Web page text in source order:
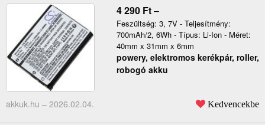
4 290 Ft–
Feszültség: 3, 7V - Teljesítmény:
700mAh/2, 6Wh - Típus: Li-Ion - Méret:
40mm x 31mm x 6mm
powery, elektromos kerékpár, roller,
robogó akku
akkuk.hu – 2026.02.04. Kedvencekbe